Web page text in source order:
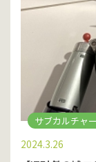
サブカルチャー
2024.3.26